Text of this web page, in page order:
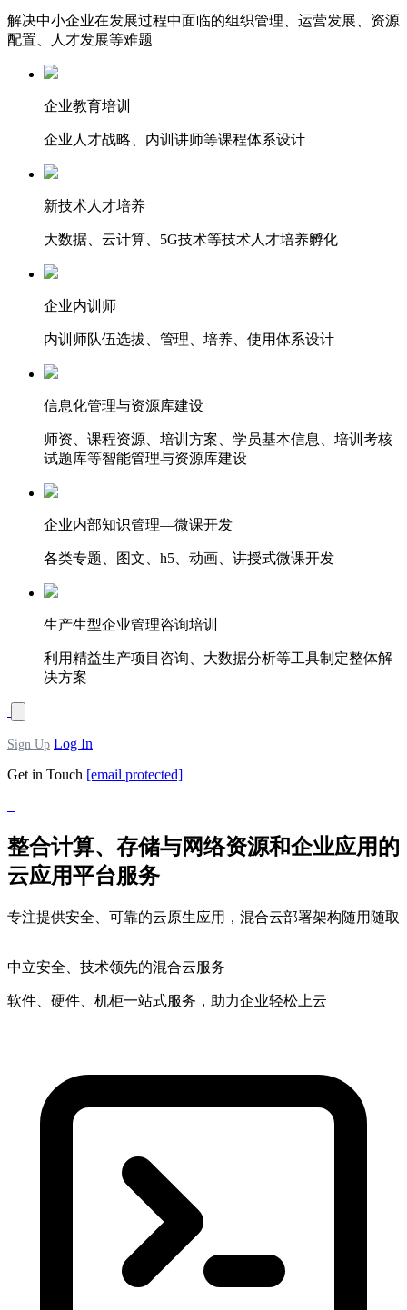
解决中小企业在发展过程中面临的组织管理、运营发展、资源
配置、人才发展等难题
企业教育培训
企业人才战略、内训讲师等课程体系设计
新技术人才培养
大数据、云计算、5G技术等技术人才培养孵化
企业内训师
内训师队伍选拔、管理、培养、使用体系设计
信息化管理与资源库建设
师资、课程资源、培训方案、学员基本信息、培训考核
试题库等智能管理与资源库建设
企业内部知识管理—微课开发
各类专题、图文、h5、动画、讲授式微课开发
生产生型企业管理咨询培训
利用精益生产项目咨询、大数据分析等工具制定整体解
决方案
Sign Up Log In
Get in Touch [email protected]
整合计算、存储与网络资源和企业应用的
云应用平台服务
专注提供安全、可靠的云原生应用，混合云部署架构随用随取
中立安全 、技术领先的混合云服务
软件、硬件、机柜一站式服务，助力企业轻松上云